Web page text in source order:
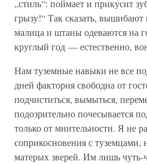
„стиль“: поймает и прикусит
грызу!“ Так сказать,
малица и штаны одеваются на
круглый год — естественно,
Нам туземные навыки не все
дней фактория свободна от
подчиститься, вымыться,
подозрительно почесывается
только от мнительности. Я не
соприкосновения с туземцами,
матерых зверей. Им лишь чуть-